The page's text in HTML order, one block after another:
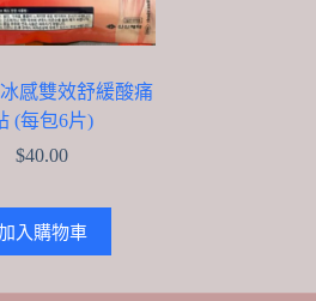
感雙效舒緩酸痛
(每包6片)
$40.00
入購物車